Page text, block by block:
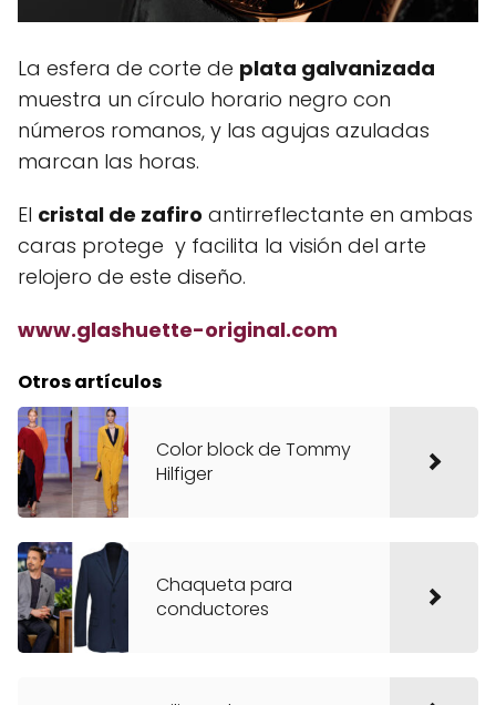
La esfera de corte de plata galvanizada
muestra un círculo horario negro con
números romanos, y las agujas azuladas
marcan las horas.
El cristal de zafiro antirreflectante en ambas
caras protege y facilita la visión del arte
relojero de este diseño.
www.glashuette-original.com
Otros artículos
Color block de Tommy
Hilfiger
Chaqueta para
conductores